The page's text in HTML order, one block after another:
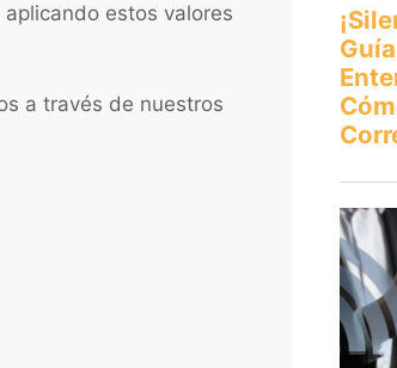
estos valores
a través de nuestros